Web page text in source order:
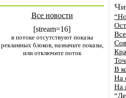
Все новости
[stream=16]
в потоке отсутствуют показы
рекламных блоков, назначьте показы,
или отключите поток
В
На
На